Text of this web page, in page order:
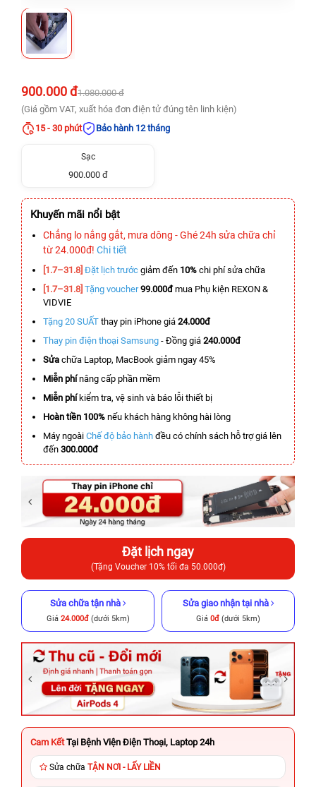
900.000 đ1.080.000 đ
(Giá gồm VAT, xuất hóa đơn điện tử đúng tên linh kiện)
15 - 30 phút
Bảo hành 12 tháng
Sạc
900.000 đ
Khuyến mãi nổi bật
Chẳng lo nắng gắt, mưa dông - Ghé 24h sửa chữa chỉ
từ 24.000đ! Chi tiết
[1.7–31.8] Đặt lịch trước giảm đến 10% chi phí sửa chữa
[1.7–31.8] Tặng voucher 99.000đmua Phụ kiện REXON &
VIDVIE
Tặng 20 SUẤT thay pin iPhone giá 24.000đ
Thay pin điện thoại Samsung - Đồng giá 240.000đ
Sửa chữa Laptop, MacBook giảm ngay 45%
Miễn phínâng cấp phần mềm
Miễn phíkiểm tra, vệ sinh và báo lỗi thiết bị
Hoàn tiền 100% nếu khách hàng không hài lòng
Máy ngoài Chế độ bảo hành đều có chính sách hỗ trợ giá lên
đến 300.000đ
Đặt lịch ngay
(Tặng Voucher 10% tối đa 50.000đ)
Sửa chữa tận nhà
Giá 24.000đ(dưới 5km)
Sửa giao nhận tại nhà
Giá 0đ (dưới 5km)
Cam Kết Tại Bệnh Viện Điện Thoại, Laptop 24h
Sửa chữa TẬN NƠI - LẤY LIỀN